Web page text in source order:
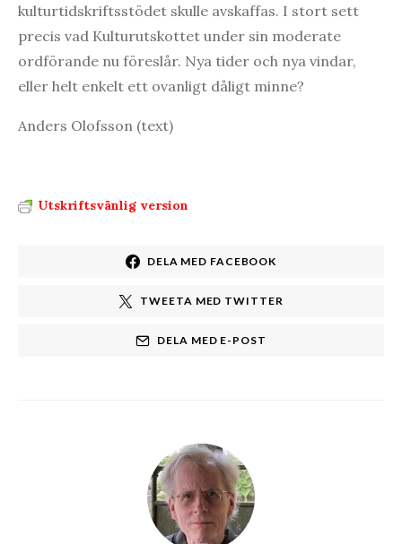
kulturtidskriftsstödet skulle avskaffas. I stort sett
precis vad Kulturutskottet under sin moderate
ordförande nu föreslår. Nya tider och nya vindar,
eller helt enkelt ett ovanligt dåligt minne?
Anders Olofsson (text)
Utskriftsvänlig version
DELA MED FACEBOOK
TWEETA MED TWITTER
DELA MED E-POST